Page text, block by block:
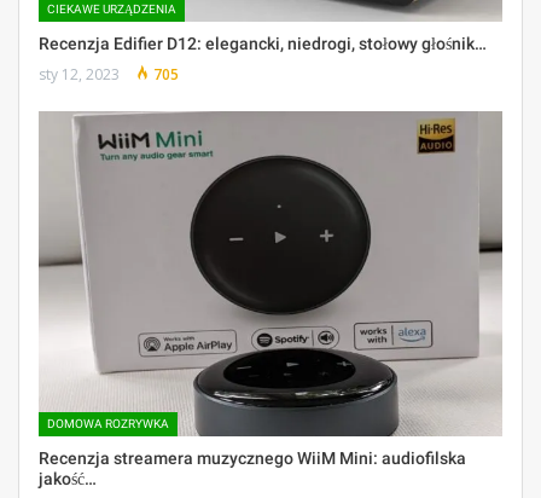
CIEKAWE URZĄDZENIA
Recenzja Edifier D12: elegancki, niedrogi, stołowy głośnik…
sty 12, 2023 705
DOMOWA ROZRYWKA
Recenzja streamera muzycznego WiiM Mini: audiofilska
jakość…